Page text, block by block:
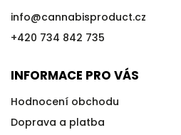
info@cannabisproduct.cz
+420 734 842 735
INFORMACE PRO VÁS
Hodnocení obchodu
Doprava a platba